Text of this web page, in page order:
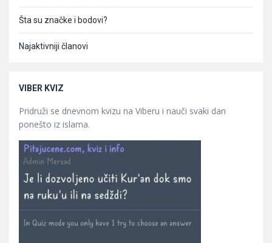
Šta su značke i bodovi?
Najaktivniji članovi
VIBER KVIZ
Pridruži se dnevnom kvizu na Viberu i nauči svaki dan
ponešto iz islama.